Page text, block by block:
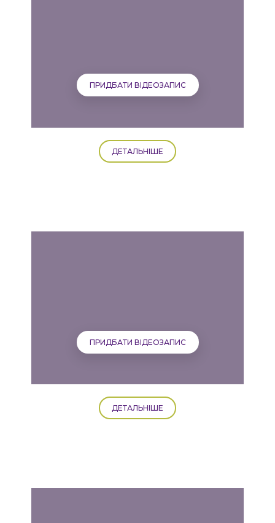
ПРИДБАТИ ВІДЕОЗАПИС
ДЕТАЛЬНІШЕ
ПРИДБАТИ ВІДЕОЗАПИС
ДЕТАЛЬНІШЕ